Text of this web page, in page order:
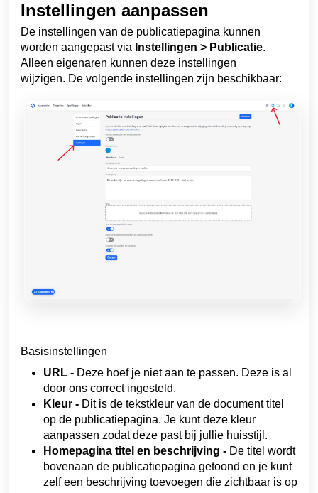
Instellingen aanpassen
De instellingen van de publicatiepagina kunnen
worden aangepast via Instellingen > Publicatie.
Al leen eigenaren kunnen deze instellingen
wijzigen. De volgende instellingen zijn beschikbaar:
Basisinstellingen
URL - Deze hoef je niet aan te passen. Deze is al
door ons correct ingesteld.
Kleur - Dit is de tekstkleur van de document titel
op de publicatiepagina. Je kunt deze kleur
aanpassen zodat deze past bij jullie huisstijl.
Homepagina titel en beschrijving - De titel wordt
bovenaan de publicatiepagina getoond en je kunt
zelf een beschrijving toevoegen die zichtbaar is op